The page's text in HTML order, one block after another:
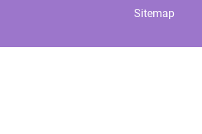
Sitemap